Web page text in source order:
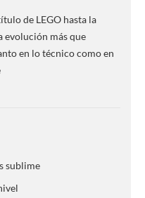
de LEGO hasta la
evolución más que
en lo técnico como en
sublime